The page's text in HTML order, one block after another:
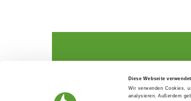
Diese Webseite
Wir verwenden Cookies,
analysieren. Außerdem
Everything about the breed
Breeding and upbringing